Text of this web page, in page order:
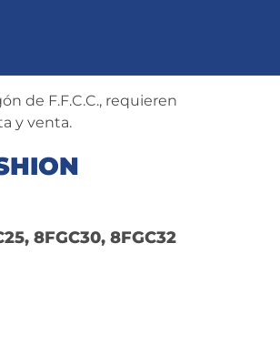
de F.F.C.C., requieren
y venta.
8FGC30, 8FGC32